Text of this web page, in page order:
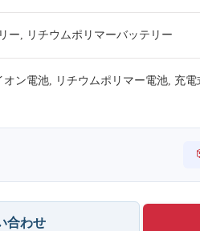
ー, リチウムポリマーバッテリー
オン電池, リチウムポリマー電池, 充電
合わせ